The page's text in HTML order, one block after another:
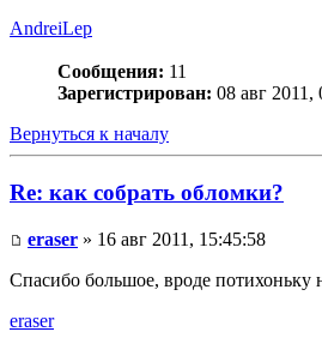
AndreiLep
Сообщения: 11
Зарегистрирован: 08 авг 2011,
Вернуться к началу
Re: как собрать обломки?
eraser » 16 авг 2011, 15:45:58
Спасибо большое, вроде потихоньку
eraser